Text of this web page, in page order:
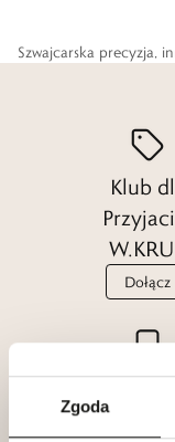
Zgoda
Szwajcarska precyzja,
Tworzona z pasją i
wyjątkowym
Klub
Dołącz
W.KRUK